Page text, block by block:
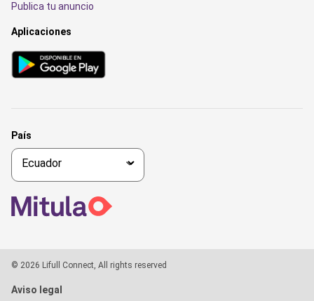
Publica tu anuncio
Aplicaciones
País
© 2026 Lifull Connect, All rights reserved
Aviso legal